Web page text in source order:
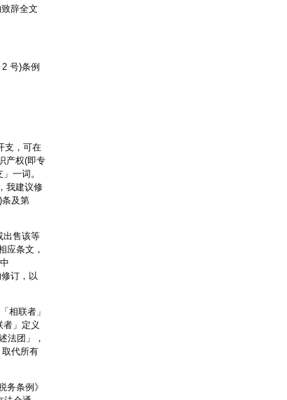
辞全文
号)条例
支，可在
产权(即专
一词。
我建议修
条及第
售该等
应条文，
订，以
相联者」
」定义
法团」，
代所有
条例》